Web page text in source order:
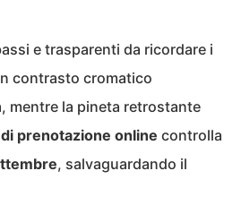
e trasparenti da ricordare i
contrasto cromatico
mentre la pineta retrostante
prenotazione online controlla
, salvaguardando il